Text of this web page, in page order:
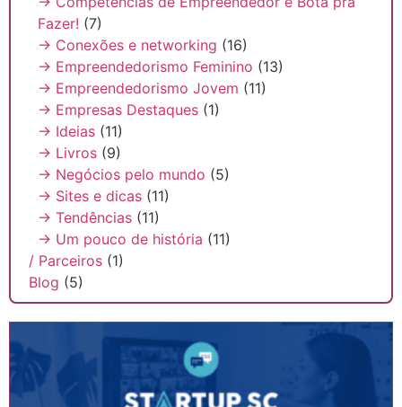
Fazer! (7)
→ Conexões e networking (16)
→ Empreendedorismo Feminino (13)
→ Empreendedorismo Jovem (11)
→ Empresas Destaques (1)
→ Ideias (11)
→ Livros (9)
→ Negócios pelo mundo (5)
→ Sites e dicas (11)
→ Tendências (11)
→ Um pouco de história (11)
/ Parceiros (1)
Blog (5)